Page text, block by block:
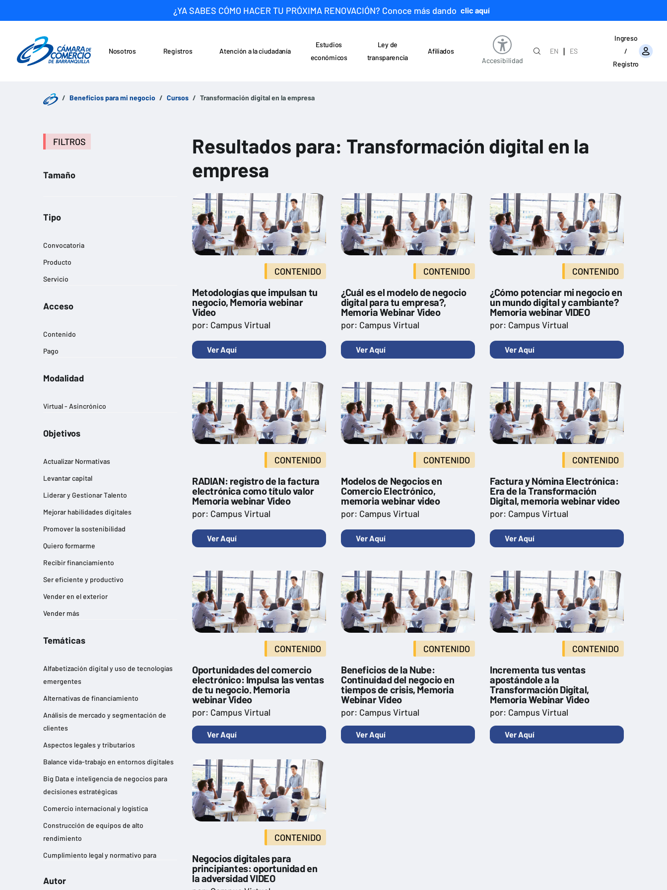
¿YA SABES CÓMO HACER TU PRÓXIMA RENOVACIÓN? Conoce más dando clic aquí
Nosotros Registros
Atención a la ciudadanía
Estudios
económicos
Ley de
transparencia
Afiliados
Accesibilidad
EN |
ES
Ingreso
/
Registro
Beneficios para mi negocio Cursos Transformación digital en la empresa
FILTROS
Tamaño
Tipo
Convocatoria
Producto
Servicio
Acceso
Contenido
Pago
Modalidad
Virtual - Asincrónico
Objetivos
Actualizar Normativas
Levantar capital
Liderar y Gestionar Talento
Mejorar habilidades digitales
Promover la sostenibilidad
Quiero formarme
Recibir financiamiento
Ser eficiente y productivo
Vender en el exterior
Vender más
Temáticas
Alfabetización digital y uso de tecnologías
emergentes
Alternativas de financiamiento
Análisis de mercado y segmentación de
clientes
Aspectos legales y tributarios
Balance vida-trabajo en entornos digitales
Big Data e inteligencia de negocios para
decisiones estratégicas
Comercio internacional y logística
Construcción de equipos de alto
rendimiento
Cumplimiento legal y normativo para
Desarrollo de habilidades de liderazgo
Autor
Resultados para: Transformación digital en la
empresa
CONTENIDO
Metodologías que impulsan tu
negocio, Memoria webinar
Video
por: Campus Virtual
Ver Aquí
CONTENIDO
¿Cuál es el modelo de negocio
digital para tu empresa?,
Memoria Webinar Video
por: Campus Virtual
Ver Aquí
CONTENIDO
¿Cómo potenciar mi negocio en
un mundo digital y cambiante?
Memoria webinar VIDEO
por: Campus Virtual
Ver Aquí
CONTENIDO
RADIAN: registro de la factura
electrónica como título valor
Memoria webinar Video
por: Campus Virtual
Ver Aquí
CONTENIDO
Modelos de Negocios en
Comercio Electrónico,
memoria webinar video
por: Campus Virtual
Ver Aquí
CONTENIDO
Factura y Nómina Electrónica:
Era de la Transformación
Digital, memoria webinar video
por: Campus Virtual
Ver Aquí
CONTENIDO
Oportunidades del comercio
electrónico: Impulsa las ventas
de tu negocio. Memoria
webinar Video
por: Campus Virtual
Ver Aquí
CONTENIDO
Beneficios de la Nube:
Continuidad del negocio en
tiempos de crisis, Memoria
Webinar Video
por: Campus Virtual
Ver Aquí
CONTENIDO
Incrementa tus ventas
apostándole a la
Transformación Digital,
Memoria Webinar Video
por: Campus Virtual
Ver Aquí
CONTENIDO
Negocios digitales para
principiantes: oportunidad en
la adversidad VIDEO